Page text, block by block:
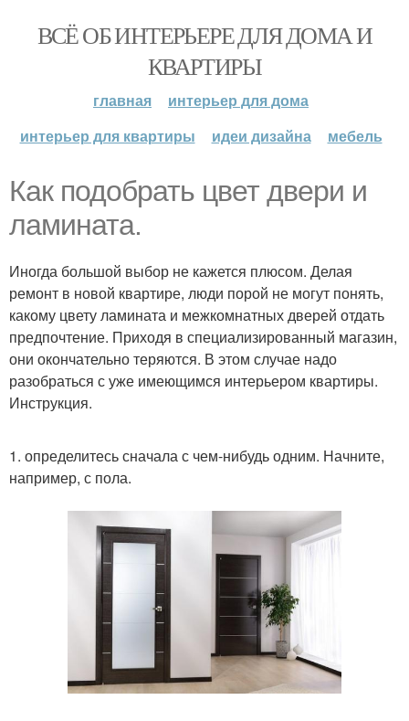
ВСЁ ОБ ИНТЕРЬЕРЕ ДЛЯ ДОМА И
КВАРТИРЫ
главная
интерьер для дома
интерьер для квартиры
идеи дизайна мебель
Как подобрать цвет двери и
ламината.
Иногда большой выбор не кажется плюсом. Делая
ремонт в новой квартире, люди порой не могут понять,
какому цвету ламината и межкомнатных дверей отдать
предпочтение. Приходя в специализированный магазин,
они окончательно теряются. В этом случае надо
разобраться с уже имеющимся интерьером квартиры.
Инструкция.
1. определитесь сначала с чем-нибудь одним. Начните,
например, с пола.